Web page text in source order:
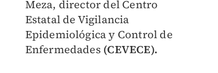
Meza, director del Centro
Estatal de Vigilancia
Epidemiológica y Control de
Enfermedades(CEVECE).